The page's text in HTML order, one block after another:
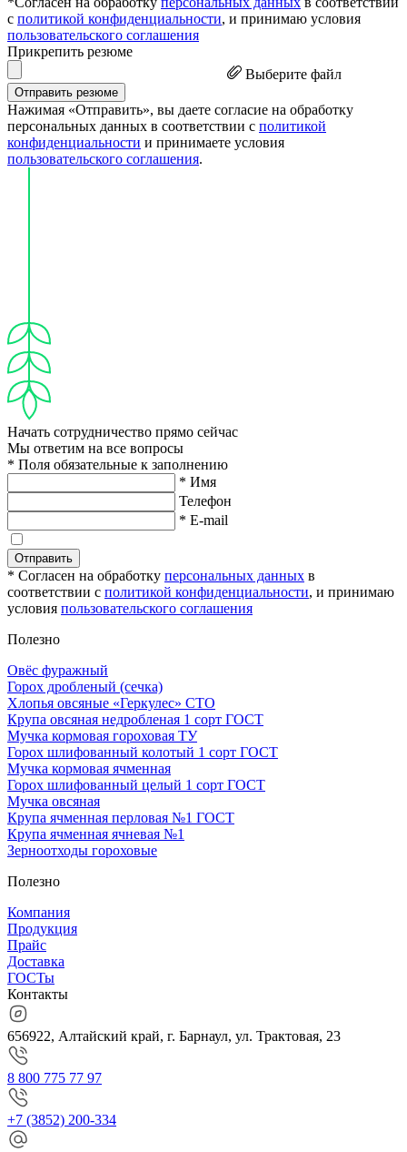
с политикой конфиденциальности, и принимаю условия
пользовательского соглашения
Прикрепить резюме
Выберите файл
Отправить резюме
Нажимая «Отправить», вы даете согласие на обработку
персональных данных в соответствии с политикой
конфиденциальности и принимаете условия
пользовательского соглашения.
Начать сотрудничество прямо сейчас
Мы ответим на все вопросы
* Поля обязательные к заполнению
* Имя
Телефон
* E-mail
Отправить
* Согласен на обработку персональных данных в
соответствии с политикой конфиденциальности, и принимаю
условия пользовательского соглашения
Полезно
Овёс фуражный
Горох дробленый (сечка)
Хлопья овсяные «Геркулес» СТО
Крупа овсяная недробленая 1 сорт ГОСТ
Мучка кормовая гороховая ТУ
Горох шлифованный колотый 1 сорт ГОСТ
Мучка кормовая ячменная
Горох шлифованный целый 1 сорт ГОСТ
Мучка овсяная
Крупа ячменная перловая №1 ГОСТ
Крупа ячменная ячневая №1
Зерноотходы гороховые
Полезно
Компания
Продукция
Прайс
Доставка
ГОСТы
Контакты
656922, Алтайский край, г. Барнаул, ул. Трактовая, 23
8 800 775 77 97
+7 (3852) 200-334